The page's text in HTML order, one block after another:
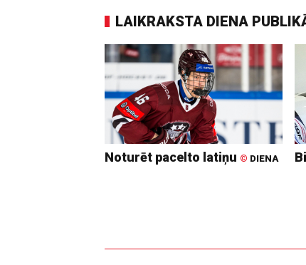
LAIKRAKSTA DIENA
Noturēt pacelto latiņu © DIENA